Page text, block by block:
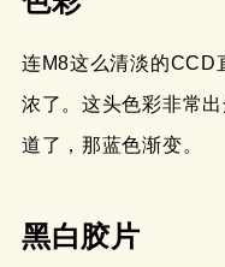
连M8这么清淡的CCD
浓了。这头色彩非常
道了，那蓝色渐变。
黑白胶片